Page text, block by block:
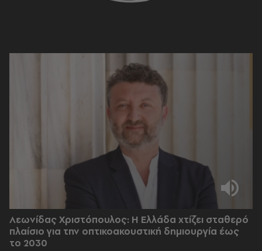
Λεωνίδας Χριστόπουλος: Η Ελλάδα χτίζει σταθερό
πλαίσιο για την οπτικοακουστική δημιουργία έως
το 2030